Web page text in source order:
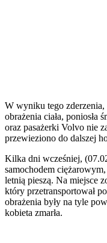
W wyniku tego
obrażenia ciała, poniosła
oraz pasażerki Volvo nie
przewieziono do dalszej
Kilka dni wcześniej,
samochodem
letnią pieszą. Na miejsce
który przetransportował
obrażenia były na tyle
kobieta zmarła.